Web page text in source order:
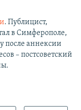
. Публицист,
в Симферополе,
после аннексии
– постсоветский